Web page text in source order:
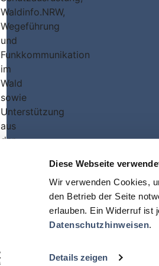
Diese Webseite
Wir verwenden Cookies,
den Betrieb der Seite
erlauben. Ein Widerruf ist
Datenschutzhinweisen.
Details zeigen
Waldinfo.NRW,
Wegeführung
und
Funkkommunikation
im
Wald
sowie
Unterstützung
aus
der
Teilnehmeranzahl: